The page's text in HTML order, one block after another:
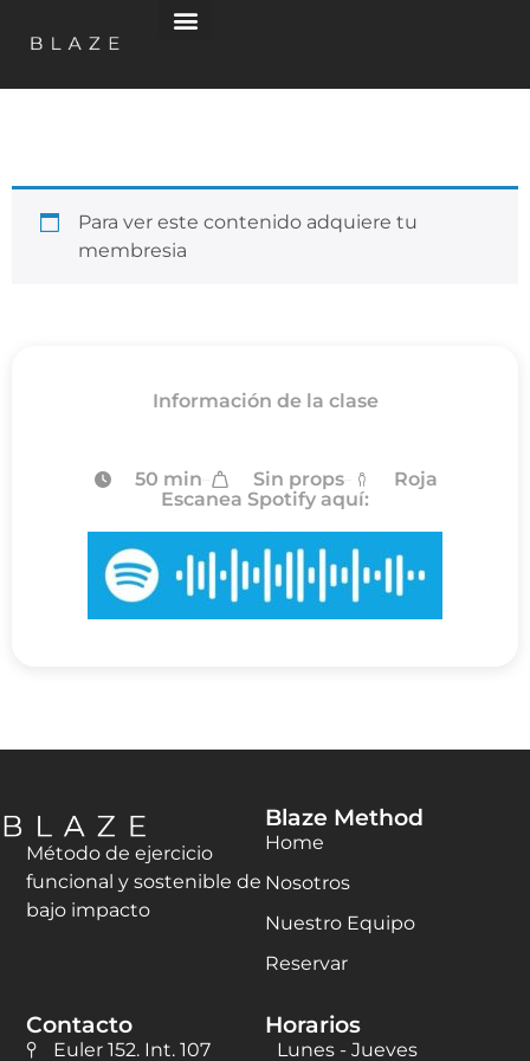
Para ver este contenido adquiere tu
membresia
Información de la clase
50 min Sin props
Roja
Escanea Spotify aquí:
Método de ejercicio
funcional y sostenible de
bajo impacto
Blaze Method
Home
Nosotros
Nuestro Equipo
Reservar
Contacto
Euler 152. Int. 107
Horarios
Lunes - Jueves